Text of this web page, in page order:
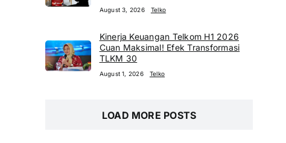
August 3, 2026 Telko
Kinerja Keuangan Telkom H1 2026
Cuan Maksimal! Efek Transformasi
TLKM 30
August 1, 2026 Telko
LOAD MORE POSTS